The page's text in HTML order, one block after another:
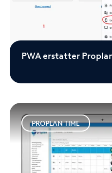
PWA erstatter
PROPLAN TIME